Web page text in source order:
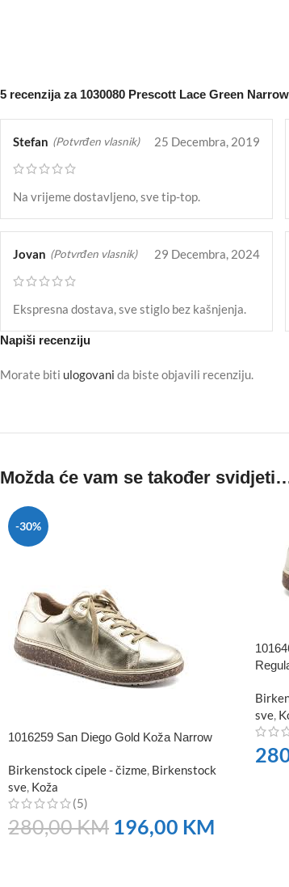
5 recenzija za 1030080 Prescott Lace Green Narrow
Stefan (Potvrđen vlasnik) 25 Decembra, 2019
Na vrijeme dostavljeno, sve tip-top.
Jovan (Potvrđen vlasnik) 29 Decembra, 2024
Ekspresna dostava, sve stiglo bez kašnjenja.
Napiši recenziju
Morate biti ulogovani da biste objavili recenziju.
Možda će vam se također
-30%
1016259 San Diego Gold Koža Narrow
Birkenstock cipele - čizme, Birkenstock
sve, Koža
(5)
280,00KM 196,00 KM
sve,